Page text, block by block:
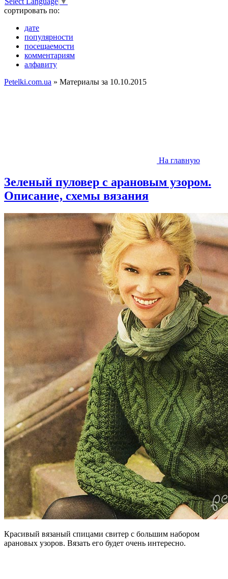
сортировать по:
дате
популярности
посещаемости
комментариям
алфавиту
Petelki.com.ua » Материалы за 10.10.2015
На главную
Зеленый пуловер с арановым узором.
Описание, схемы вязания
Красивый вязаный спицами свитер с большим набором
арановых узоров. Вязать его будет очень интересно.